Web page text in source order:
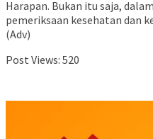
Harapan. Bukan itu saja,
pemeriksaan kesehatan dan
(Adv)
Post Views: 520